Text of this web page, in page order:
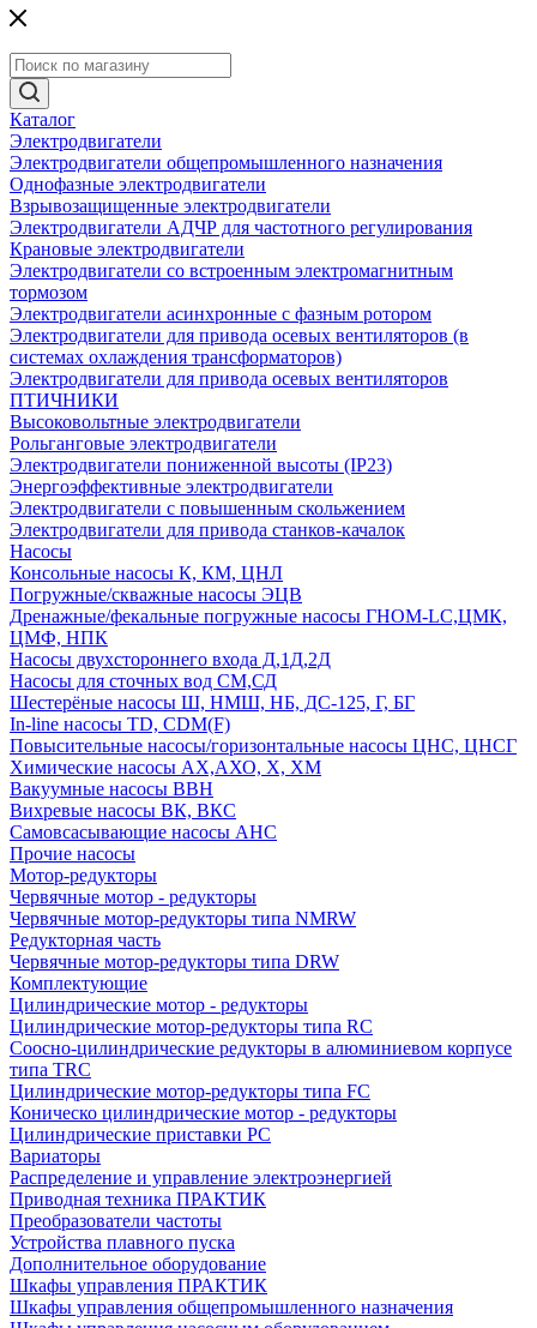
Каталог
Электродвигатели
Электродвигатели общепромышленного назначения
Однофазные электродвигатели
Взрывозащищенные электродвигатели
Электродвигатели АДЧР для частотного регулирования
Крановые электродвигатели
Электродвигатели со встроенным электромагнитным
тормозом
Электродвигатели асинхронные с фазным ротором
Электродвигатели для привода осевых вентиляторов (в
системах охлаждения трансформаторов)
Электродвигатели для привода осевых вентиляторов
ПТИЧНИКИ
Высоковольтные электродвигатели
Рольганговые электродвигатели
Электродвигатели пониженной высоты (IP23)
Энергоэффективные электродвигатели
Электродвигатели с повышенным скольжением
Электродвигатели для привода станков-качалок
Насосы
Консольные насосы К, КМ, ЦНЛ
Погружные/скважные насосы ЭЦВ
Дренажные/фекальные погружные насосы ГНОМ-LC,ЦМК,
ЦМФ, НПК
Насосы двухстороннего входа Д,1Д,2Д
Насосы для сточных вод СМ,СД
Шестерёные насосы Ш, НМШ, НБ, ДС-125, Г, БГ
In-line насосы TD, CDM(F)
Повысительные насосы/горизонтальные насосы ЦНС, ЦНСГ
Химические насосы АХ,АХО, Х, ХМ
Вакуумные насосы ВВН
Вихревые насосы ВК, ВКС
Самовсасывающие насосы АНС
Прочие насосы
Мотор-редукторы
Червячные мотор - редукторы
Червячные мотор-редукторы типа NMRW
Редукторная часть
Червячные мотор-редукторы типа DRW
Комплектующие
Цилиндрические мотор - редукторы
Цилиндрические мотор-редукторы типа RC
Соосно-цилиндрические редукторы в алюминиевом корпусе
типа TRC
Цилиндрические мотор-редукторы типа FC
Коническо цилиндрические мотор - редукторы
Цилиндрические приставки PC
Вариаторы
Распределение и управление электроэнергией
Приводная техника ПРАКТИК
Преобразователи частоты
Устройства плавного пуска
Дополнительное оборудование
Шкафы управления ПРАКТИК
Шкафы управления общепромышленного назначения